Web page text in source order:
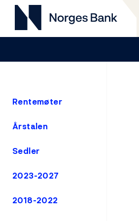
Rentemøter
Årstalen
Sedler
2023-2027
2018-2022